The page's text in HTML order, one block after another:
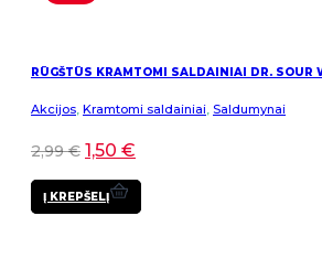
RŪGŠTŪS KRAMTOMI SALDAINIAI DR. SOUR
Akcijos, Kramtomi saldainiai, Saldumynai
2,99€ 1,50 €
Į KREPŠELĮ